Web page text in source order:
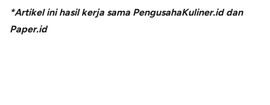
*Artikel ini hasil kerja sama PengusahaKuliner.id dan
Paper.id